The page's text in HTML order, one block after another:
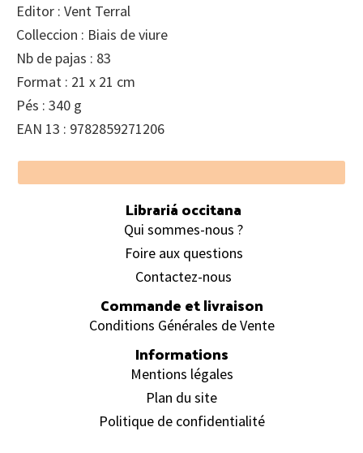
Editor : Vent Terral
Colleccion : Biais de viure
Nb de pajas : 83
Format : 21 x 21 cm
Pés : 340 g
EAN 13 : 9782859271206
Footer
Librariá occitana
Qui sommes-nous ?
Foire aux questions
Contactez-nous
Commande et livraison
Conditions Générales de Vente
Informations
Mentions légales
Plan du site
Politique de confidentialité